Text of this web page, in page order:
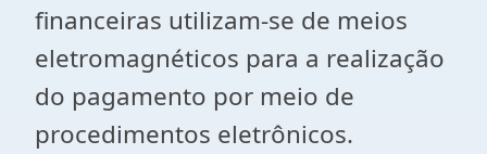
financeiras utilizam-se de meios
eletromagnéticos para a realização
do pagamento por meio de
procedimentos eletrônicos.